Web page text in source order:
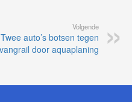
Volgende
Twee auto’s botsen tegen
vangrail door aquaplaning